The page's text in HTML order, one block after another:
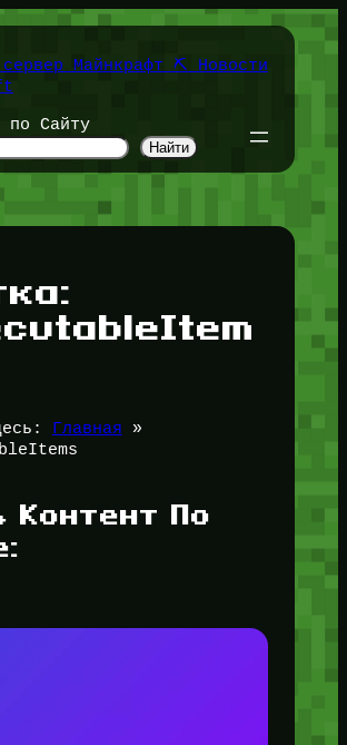
Майнкрафт ⛏️ Новости
по Сайту
Найти
Главная »
Контент По